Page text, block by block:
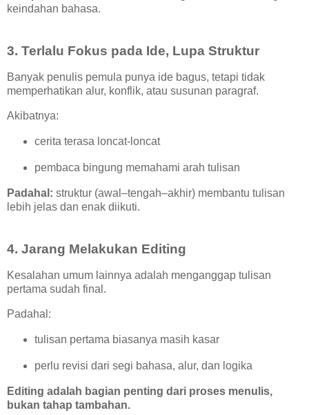
keindahan bahasa.
3. Terlalu Fokus pada Ide, Lupa Struktur
Banyak penulis pemula punya ide bagus, tetapi tidak
memperhatikan alur, konflik, atau susunan paragraf.
Akibatnya:
cerita terasa loncat-loncat
pembaca bingung memahami arah tulisan
Padahal: struktur (awal–tengah–akhir) membantu tulisan
lebih jelas dan enak diikuti.
4. Jarang Melakukan Editing
Kesalahan umum lainnya adalah menganggap tulisan
pertama sudah final.
Padahal:
tulisan pertama biasanya masih kasar
perlu revisi dari segi bahasa, alur, dan logika
Editing adalah bagian penting dari proses menulis,
bukan tahap tambahan.